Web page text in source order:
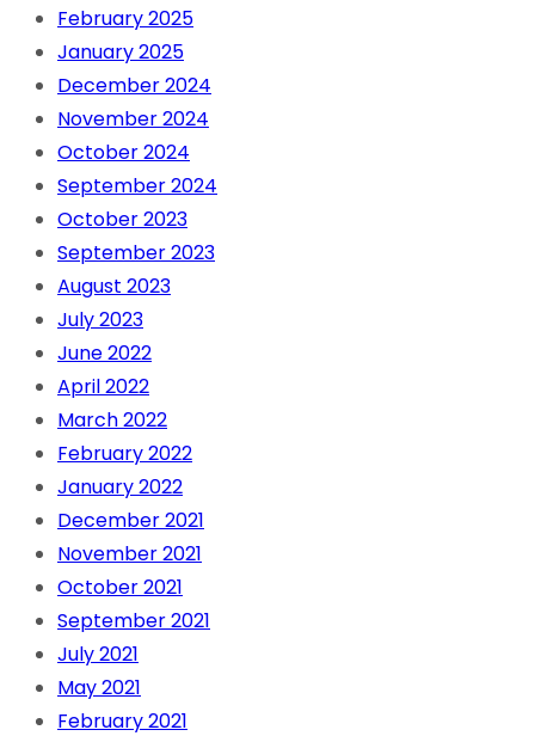
February 2025
January 2025
December 2024
November 2024
October 2024
September 2024
October 2023
September 2023
August 2023
July 2023
June 2022
April 2022
March 2022
February 2022
January 2022
December 2021
November 2021
October 2021
September 2021
July 2021
May 2021
February 2021